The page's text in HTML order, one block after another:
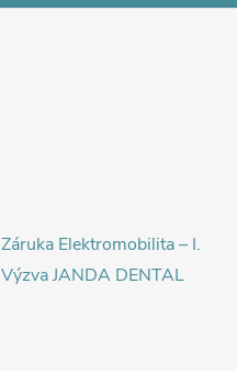
Záruka Elektromobilita – I.
Výzva JANDA DENTAL